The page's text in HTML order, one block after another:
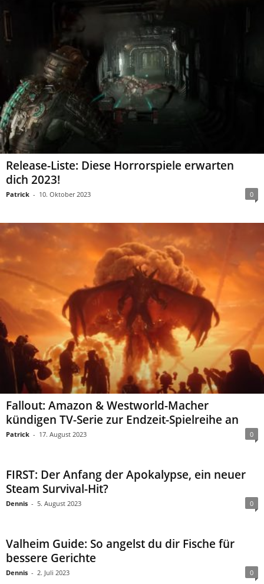
Release-Liste: Diese Horrorspiele erwarten
dich 2023!
Patrick - 10. Oktober 2023 0
Fallout: Amazon & Westworld-Macher
kündigen TV-Serie zur Endzeit-Spielreihe an
Patrick - 17. August 2023 0
FIRST: Der Anfang der Apokalypse, ein neuer
Steam Survival-Hit?
Dennis - 5. August 2023 0
Valheim Guide: So angelst du dir Fische für
bessere Gerichte
Dennis - 2. Juli 2023 0